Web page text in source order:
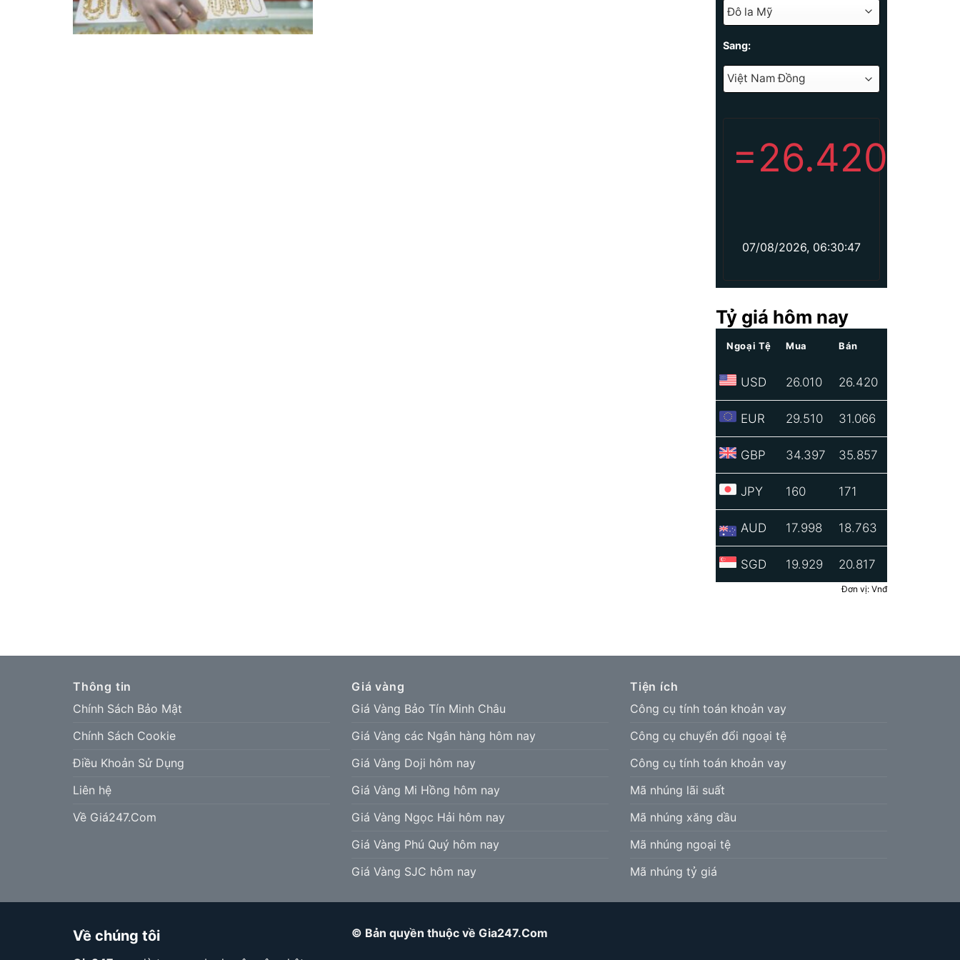
Sang:
=26.420
07/08/2026, 06:30:47
Tỷ giá hôm nay
Ngoại Tệ Mua Bán
USD 26.010 26.420
EUR 29.510 31.066
GBP 34.397 35.857
JPY 160 171
AUD 17.998 18.763
SGD 19.929 20.817
Đơn vị: Vnđ
Thông tin
Chính Sách Bảo Mật
Chính Sách Cookie
Điều Khoản Sử Dụng
Liên hệ
Về Giá247.Com
Giá vàng
Giá Vàng Bảo Tín Minh Châu
Giá Vàng các Ngân hàng hôm nay
Giá Vàng Doji hôm nay
Giá Vàng Mi Hồng hôm nay
Giá Vàng Ngọc Hải hôm nay
Giá Vàng Phú Quý hôm nay
Giá Vàng SJC hôm nay
Tiện ích
Công cụ tính toán khoản vay
Công cụ chuyển đổi ngoại tệ
Công cụ tính toán khoản vay
Mã nhúng lãi suất
Mã nhúng xăng dầu
Mã nhúng ngoại tệ
Mã nhúng tỷ giá
Về chúng tôi © Bản quyền thuộc về Gia247.Com